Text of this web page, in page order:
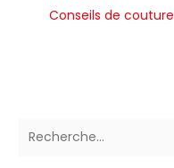
Conseils de couture